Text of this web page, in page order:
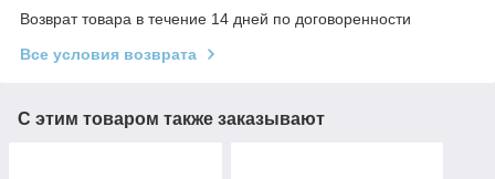
Возврат товара в течение 14 дней по договоренности
Все условия возврата
С этим товаром также заказывают